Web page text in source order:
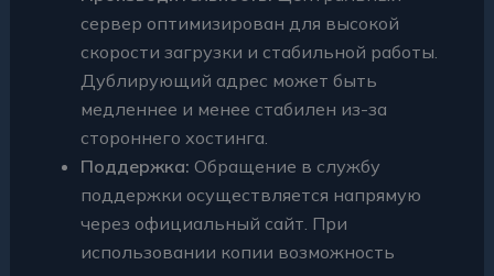
сервер оптимизирован для высокой
скорости загрузки и стабильной работы.
Дублирующий адрес может быть
медленнее и менее стабилен из-за
стороннего хостинга.
Поддержка: Обращение в службу
поддержки осуществляется напрямую
через официальный сайт. При
использовании копии возможность